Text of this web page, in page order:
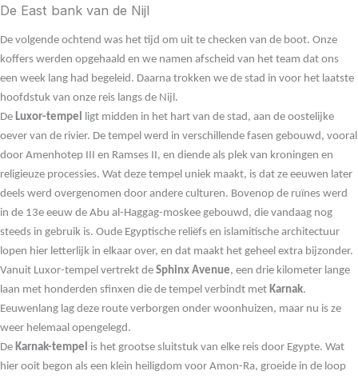
De East bank van de Nijl
De volgende ochtend was het tijd om uit te checken van de boot. Onze
koffers werden opgehaald en we namen afscheid van het team dat ons
een week lang had begeleid. Daarna trokken we de stad in voor het laatste
hoofdstuk van onze reis langs de Nijl.
De Luxor-tempel ligt midden in het hart van de stad, aan de oostelijke
oever van de rivier. De tempel werd in verschillende fasen gebouwd, vooral
door Amenhotep III en Ramses II, en diende als plek van kroningen en
religieuze processies. Wat deze tempel uniek maakt, is dat ze eeuwen later
deels werd overgenomen door andere culturen. Bovenop de ruïnes werd
in de 13e eeuw de Abu al-Haggag-moskee gebouwd, die vandaag nog
steeds in gebruik is. Oude Egyptische reliëfs en islamitische architectuur
lopen hier letterlijk in elkaar over, en dat maakt het geheel extra bijzonder.
Vanuit Luxor-tempel vertrekt de Sphinx Avenue, een drie kilometer lange
laan met honderden sfinxen die de tempel verbindt met Karnak.
Eeuwenlang lag deze route verborgen onder woonhuizen, maar nu is ze
weer helemaal opengelegd.
De Karnak-tempel is het grootse sluitstuk van elke reis door Egypte. Wat
hier ooit begon als een klein heiligdom voor Amon-Ra, groeide in de loop